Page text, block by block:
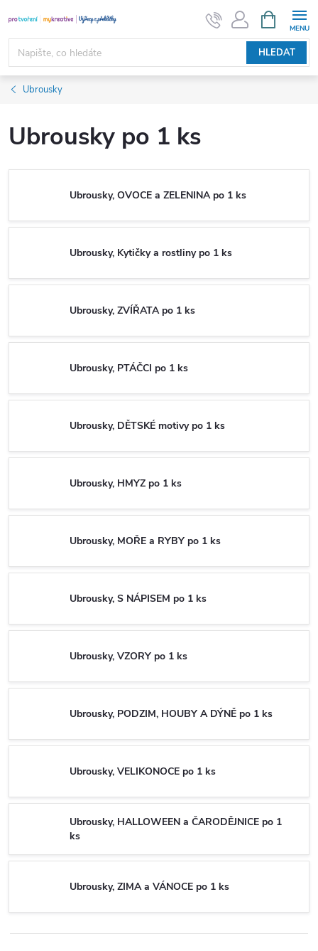
na
obsah
HLEDAT
NÁKUPNÍ
KOŠÍK
Ubrousky
Ubrousky po 1 ks
Ubrousky, OVOCE a ZELENINA po 1 ks
Ubrousky, Kytičky a rostliny po 1 ks
Ubrousky, ZVÍŘATA po 1 ks
Ubrousky, PTÁČCI po 1 ks
Ubrousky, DĚTSKÉ motivy po 1 ks
Ubrousky, HMYZ po 1 ks
Ubrousky, MOŘE a RYBY po 1 ks
Ubrousky, S NÁPISEM po 1 ks
Ubrousky, VZORY po 1 ks
Ubrousky, PODZIM, HOUBY A DÝNĚ po 1 ks
Ubrousky, VELIKONOCE po 1 ks
Ubrousky, HALLOWEEN a ČARODĚJNICE po 1
ks
Ubrousky, ZIMA a VÁNOCE po 1 ks